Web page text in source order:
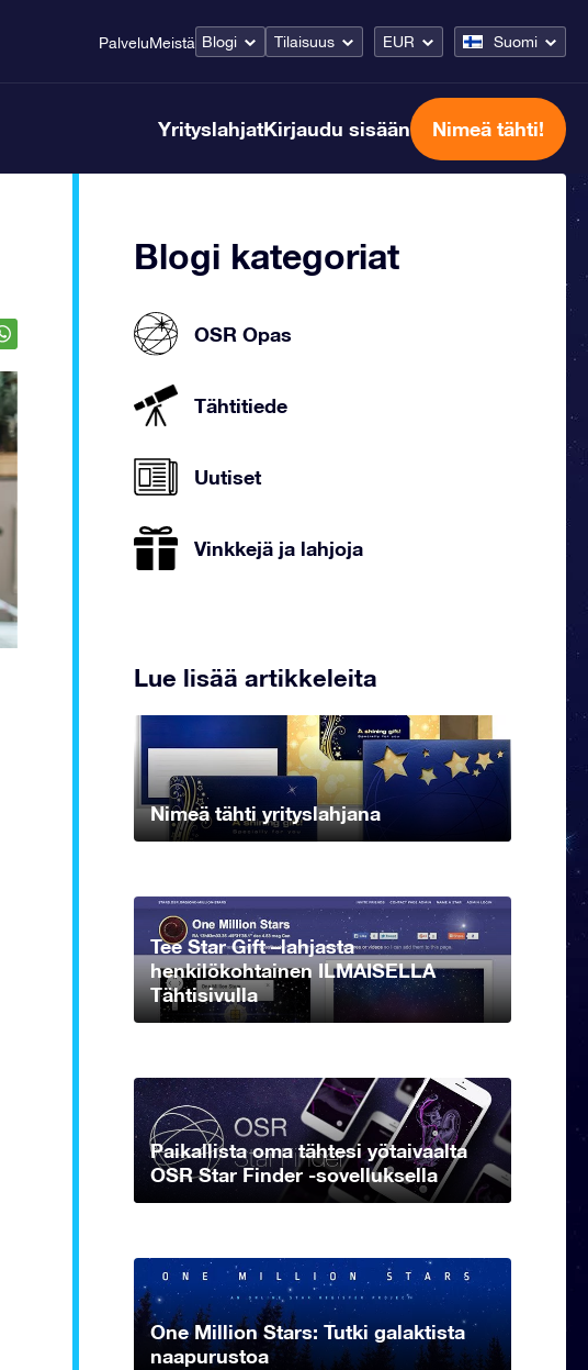
PalveluMeistä Blogi Tilaisuus EUR Suomi
YrityslahjatKirjaudu sisään Nimeä tähti!
Blogi kategoriat
OSR Opas
Tähtitiede
Uutiset
Vinkkejä ja lahjoja
Lue lisää artikkeleita
Nimeä tähti yrityslahjana
Tee Star Gift –lahjasta
henkilökohtainen ILMAISELLA
Tähtisivulla
Paikallista oma tähtesi yötaivaalta
OSR Star Finder -sovelluksella
One Million Stars: Tutki galaktista
naapurustoa